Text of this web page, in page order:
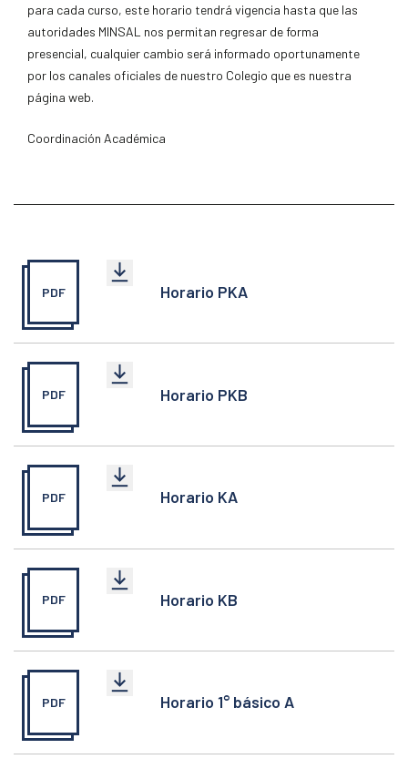
para cada curso, este horario tendrá vigencia hasta que las
autoridades MINSAL nos permitan regresar de forma
presencial, cualquier cambio será informado oportunamente
por los canales oficiales de nuestro Colegio que es nuestra
página web.
Coordinación Académica
PDF Horario PKA
PDF Horario PKB
PDF Horario KA
PDF Horario KB
PDF Horario 1° básico A